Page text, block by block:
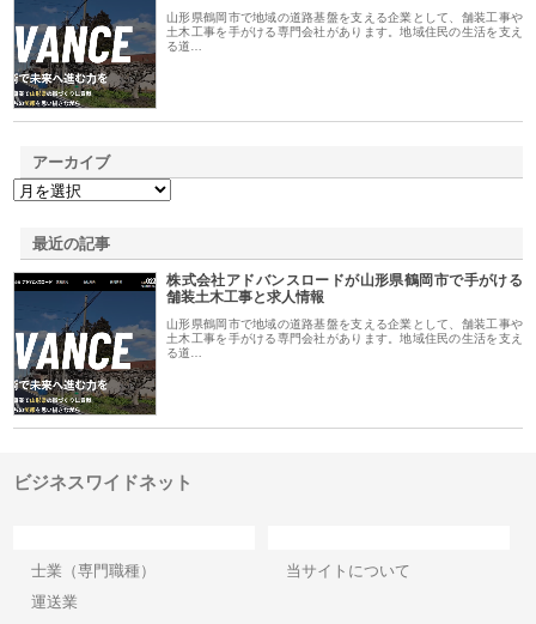
山形県鶴岡市で地域の道路基盤を支える企業として、舗装工事や
土木工事を手がける専門会社があります。地域住民の生活を支え
る道…
アーカイブ
最近の記事
株式会社アドバンスロードが山形県鶴岡市で手がける
舗装土木工事と求人情報
山形県鶴岡市で地域の道路基盤を支える企業として、舗装工事や
土木工事を手がける専門会社があります。地域住民の生活を支え
る道…
ビジネスワイドネット
士業（専門職種）
運送業
当サイトについて